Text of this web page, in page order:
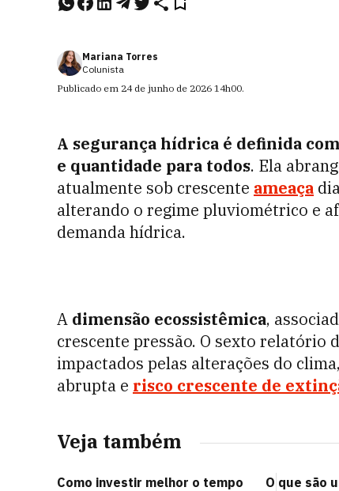
Mariana Torres
Colunista
Publicado em 24 de junho de 2026 14h00.
A segurança hídrica é definida
e quantidade para todos. Ela
atualmente sob crescente ameaça
alterando o regime pluviométrico e
demanda hídrica.
A dimensão ecossistêmica,
crescente pressão. O sexto relatório
impactados pelas alterações do
abrupta e risco crescente de
Veja também
Como investir melhor o tempo
O que são